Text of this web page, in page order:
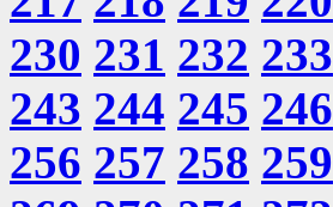
230 231 232 233
243 244 245 246
256 257 258 259